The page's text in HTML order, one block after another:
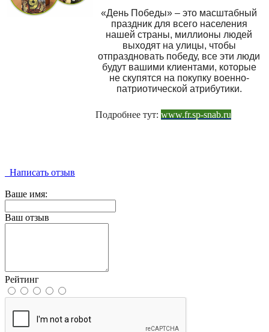
«День Победы» – это масштабный
праздник для всего населения
нашей страны, миллионы людей
выходят на улицы, чтобы
отпраздновать победу, все эти люди
будут вашими клиентами, которые
не скупятся на покупку военно-
патриотической атрибутики.
Подробнее тут: www.fr.sp-snab.ru
Написать отзыв
Ваше имя:
Ваш отзыв
Рейтинг